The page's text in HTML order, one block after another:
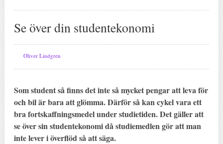
Se över din studentekonomi
Oliver Lindgren
Som student så finns det inte så mycket pengar att leva för
och bil är bara att glömma. Därför så kan cykel vara ett
bra fortskaffningsmedel under studietiden. Det gäller att
se över sin studentekonomi då studiemedlen gör att man
inte lever i överflöd så att säga.